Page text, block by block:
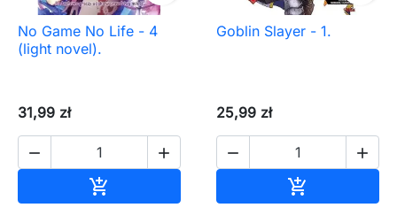
No Game No Life - 4
(light novel).
31,99 zł
 

Goblin Slayer - 1.
25,99 zł
 
